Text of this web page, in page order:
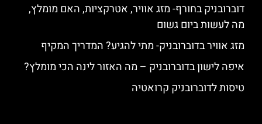
דוברובניק בחורף- מזג אוויר, אטרקציות, האם מומלץ,
מה לעשות ביום גשום
מזג אוויר בדוברובניק- מתי להגיע? המדריך המקיף
איפה לישון בדוברובניק – מה האזור לינה הכי מומלץ?
טיסות לדוברובניק קרואטיה